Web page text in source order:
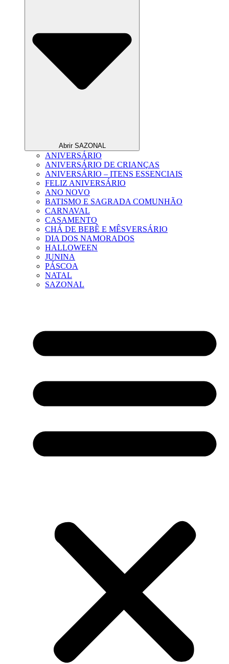
Abrir SAZONAL
ANIVERSÁRIO
ANIVERSÁRIO DE CRIANÇAS
ANIVERSÁRIO – ITENS ESSENCIAIS
FELIZ ANIVERSÁRIO
ANO NOVO
BATISMO E SAGRADA COMUNHÃO
CARNAVAL
CASAMENTO
CHÁ DE BEBÊ E MÊSVERSÁRIO
DIA DOS NAMORADOS
HALLOWEEN
JUNINA
PÁSCOA
NATAL
SAZONAL